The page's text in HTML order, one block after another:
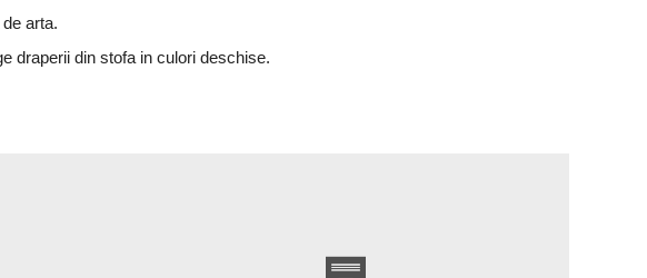
arta.
draperii din stofa in culori deschise.